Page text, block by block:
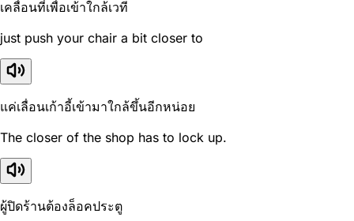
เคลื่อนที่เพื่อเข้าใกล้เวที
just push your chair a bit closer to
แค่เลื่อนเก้าอี้เข้ามาใกล้ขึ้นอีกหน่อย
The closer of the shop has to lock up.
ผู้ปิดร้านต้องล็อคประตู